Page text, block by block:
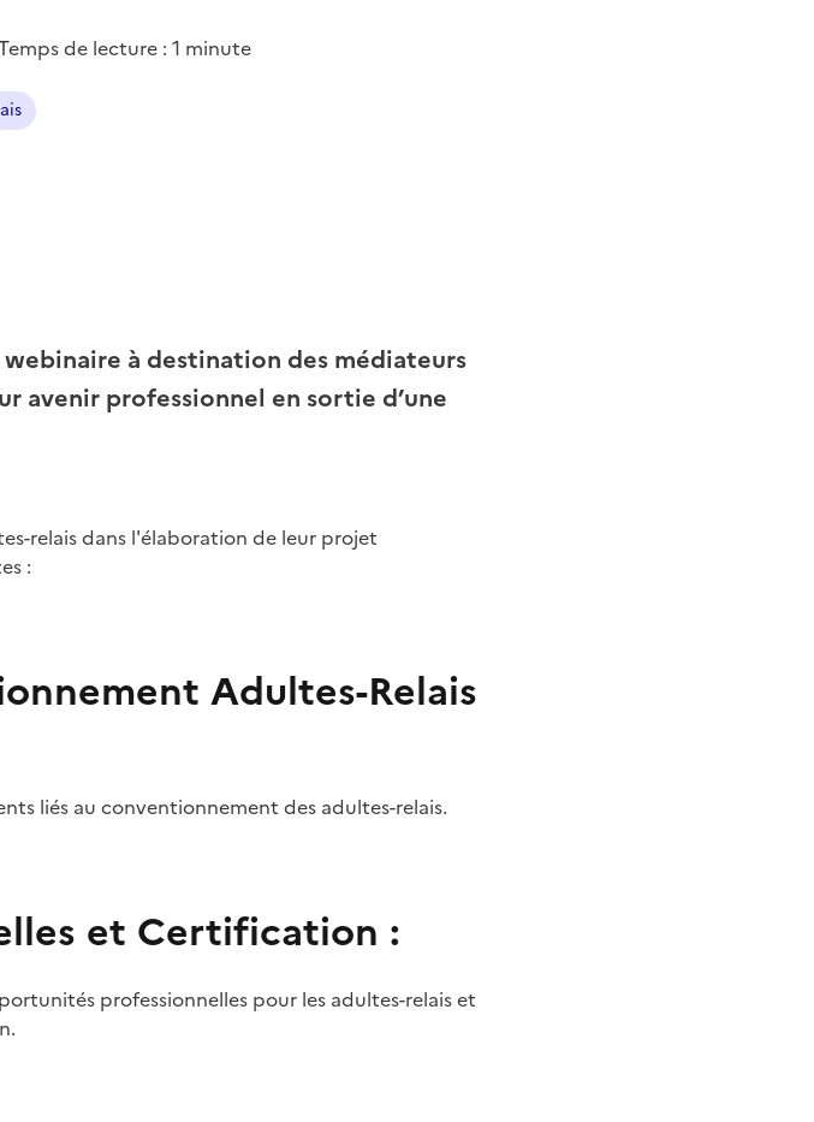
de lecture : 1 minute
webinaire à destination des médiateurs
avenir professionnel en sortie d’une
relais dans l'élaboration de leur projet
:
Adultes-Relais
liés au conventionnement des adultes-relais.
et Certification :
professionnelles pour les adultes-relais et